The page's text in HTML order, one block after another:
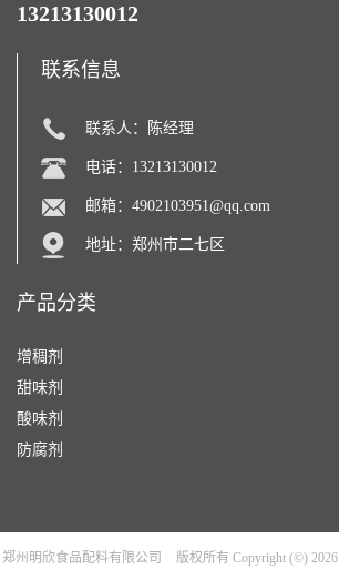
13213130012
联系信息
联系人：陈经理
电话：13213130012
邮箱： 4902103951@qq.com
地址：郑州市二七区
产品分类
增稠剂
甜味剂
酸味剂
防腐剂
郑州明欣食品配料有限公司 版权所有 Copyright (©) 2026